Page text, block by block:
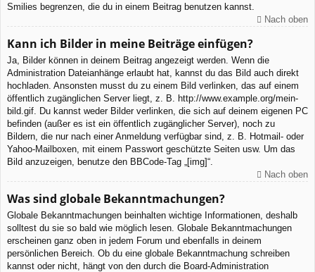
Smilies begrenzen, die du in einem Beitrag benutzen kannst.
Nach oben
Kann ich Bilder in meine Beiträge einfügen?
Ja, Bilder können in deinem Beitrag angezeigt werden. Wenn die
Administration Dateianhänge erlaubt hat, kannst du das Bild auch direkt
hochladen. Ansonsten musst du zu einem Bild verlinken, das auf einem
öffentlich zugänglichen Server liegt, z. B. http://www.example.org/mein-
bild.gif. Du kannst weder Bilder verlinken, die sich auf deinem eigenen PC
befinden (außer es ist ein öffentlich zugänglicher Server), noch zu
Bildern, die nur nach einer Anmeldung verfügbar sind, z. B. Hotmail- oder
Yahoo-Mailboxen, mit einem Passwort geschützte Seiten usw. Um das
Bild anzuzeigen, benutze den BBCode-Tag „[img]“.
Nach oben
Was sind globale Bekanntmachungen?
Globale Bekanntmachungen beinhalten wichtige Informationen, deshalb
solltest du sie so bald wie möglich lesen. Globale Bekanntmachungen
erscheinen ganz oben in jedem Forum und ebenfalls in deinem
persönlichen Bereich. Ob du eine globale Bekanntmachung schreiben
kannst oder nicht, hängt von den durch die Board-Administration